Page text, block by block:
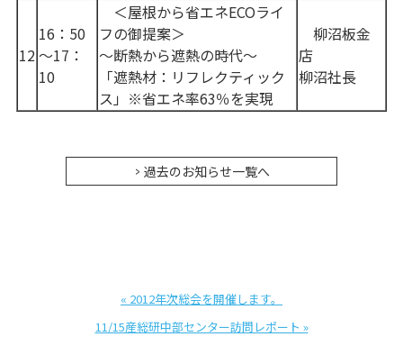
12
16：50
～17：
10
＜屋根から省エネECOライ
フの御提案＞
～断熱から遮熱の時代～
「遮熱材：リフレクティック
ス」 ※省エネ率63％を実現
柳沼板金
店
柳沼社長
過去のお知らせ一覧へ
« 2012年次総会を開催します。
11/15産総研中部センター訪問レポート »